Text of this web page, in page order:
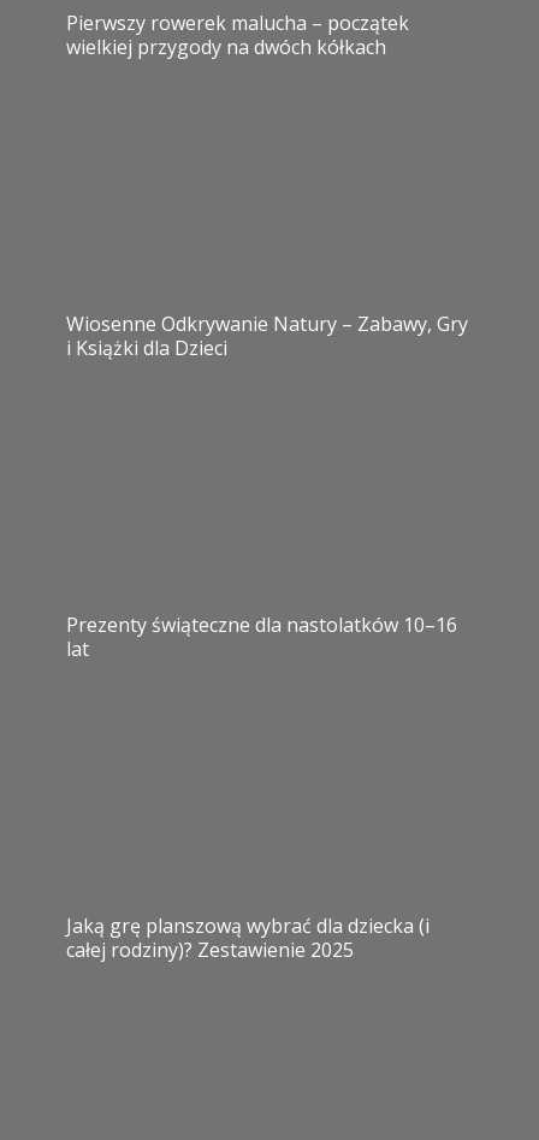
Pierwszy rowerek malucha – początek
wielkiej przygody na dwóch kółkach
Wiosenne Odkrywanie Natury – Zabawy, Gry
i Książki dla Dzieci
Prezenty świąteczne dla nastolatków 10–16
lat
Jaką grę planszową wybrać dla dziecka (i
całej rodziny)? Zestawienie 2025